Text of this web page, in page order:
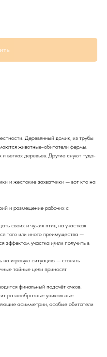
Деревянный домик, из трубы
животные-обитатели фермы.
ветках деревьев. Другие снуют туда-
и жестокие захватчики — вот кто на
и размещение рабочих с
своих и чужих птиц на участках
того или иного преимущества —
эффектом участка и/или получить в
на игровую ситуацию — сгонять
тайные цели приносят
финальный подсчёт очков.
разнообразные уникальные
асимметрии, особые обитатели